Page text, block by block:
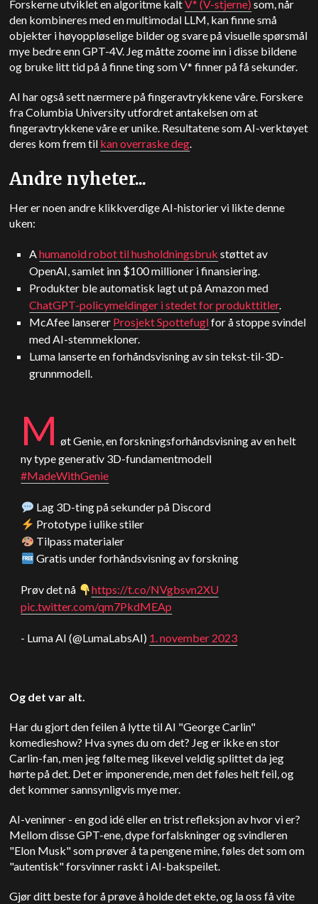
Forskerne utviklet en algoritme kaltV* (V-stjerne)som, når
den kombineres med en multimodal LLM, kan finne små
objekter i høyoppløselige bilder og svare på visuelle spørsmål
mye bedre enn GPT-4V. Jeg måtte zoome inn i disse bildene
og bruke litt tid på å finne ting som V* finner på få sekunder.
AI har også sett nærmere på fingeravtrykkene våre. Forskere
fra Columbia University utfordret antakelsen om at
fingeravtrykkene våre er unike. Resultatene som AI-verktøyet
deres kom frem til kan overraske deg.
Andre nyheter...
Her er noen andre klikkverdige AI-historier vi likte denne
uken:
Ahumanoid robot til husholdningsbruk støttet av
OpenAI, samlet inn $100 millioner i finansiering.
Produkter ble automatisk lagt ut på Amazon med
ChatGPT-policymeldinger i stedet for produkttitler.
McAfee lanserer Prosjekt Spottefuglfor å stoppe svindel
med AI-stemmekloner.
Luma lanserte en forhåndsvisning av sin tekst-til-3D-
grunnmodell.
M øt Genie, en forskningsforhåndsvisning av en helt
ny type generativ 3D-fundamentmodell
#MadeWithGenie
Lag 3D-ting på sekunder på Discord
Prototype i ulike stiler
Tilpass materialer
Gratis under forhåndsvisning av forskning
Prøv det nå
https://t.co/NVgbsvn2XU
pic.twitter.com/qm7PkdMEAp
- Luma AI (@LumaLabsAI) 1. november 2023
Og det var alt.
Har du gjort den feilen å lytte til AI "George Carlin"
komedieshow? Hva synes du om det? Jeg er ikke en stor
Carlin-fan, men jeg følte meg likevel veldig splittet da jeg
hørte på det. Det er imponerende, men det føles helt feil, og
det kommer sannsynligvis mye mer.
AI-veninner - en god idé eller en trist refleksjon av hvor vi er?
Mellom disse GPT-ene, dype forfalskninger og svindleren
"Elon Musk" som prøver å ta pengene mine, føles det som om
"autentisk" forsvinner raskt i AI-bakspeilet.
Gjør ditt beste for å prøve å holde det ekte, og la oss få vite